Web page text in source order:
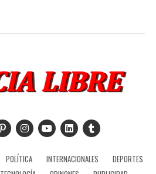
POLÍTICA INTERNACIONALES
DEPORTES